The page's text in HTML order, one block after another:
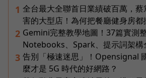
1 全台最大全聯首日業績破百萬，
害的大型店！為何把餐廳健身房都
2 Gemini完整教學地圖！37篇實測
Notebooks、Spark、提示詞架構
3 告別「極速迷思」！Opensignal
麼才是 5G 時代的好網路？